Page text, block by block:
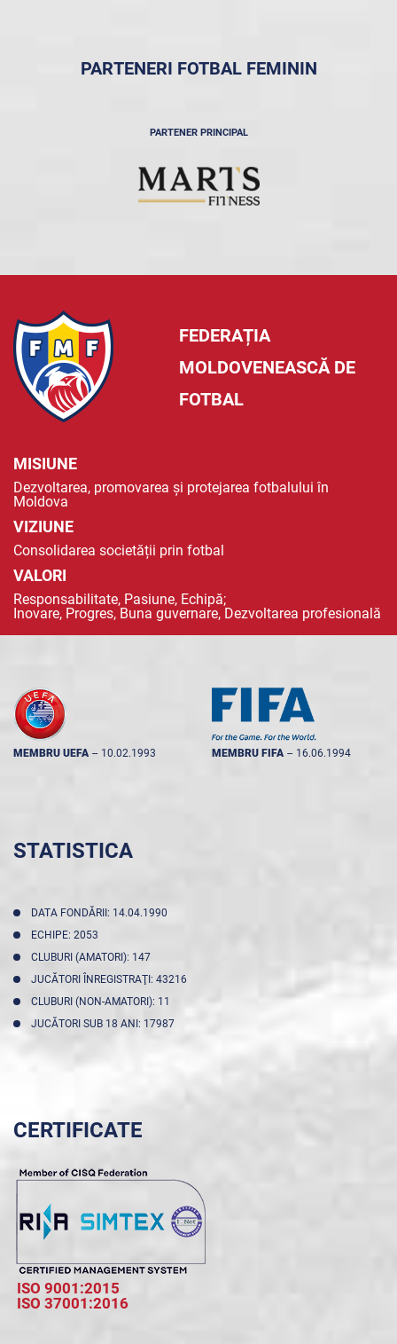
PARTENERI FOTBAL FEMININ
PARTENER PRINCIPAL
FEDERAȚIA
MOLDOVENEASCĂ DE
FOTBAL
MISIUNE
Dezvoltarea, promovarea și protejarea fotbalului în
Moldova
VIZIUNE
Consolidarea societății prin fotbal
VALORI
Responsabilitate, Pasiune, Echipă;
Inovare, Progres, Buna guvernare, Dezvoltarea profesională
MEMBRU UEFA -- 10.02.1993 MEMBRU FIFA -- 16.06.1994
STATISTICA
DATA FONDĂRII: 14.04.1990
ECHIPE: 2053
CLUBURI (AMATORI): 147
JUCĂTORI ÎNREGISTRAŢI: 43216
CLUBURI (NON-AMATORI): 11
JUCĂTORI SUB 18 ANI: 17987
CERTIFICATE
ISO 9001:2015
ISO 37001:2016